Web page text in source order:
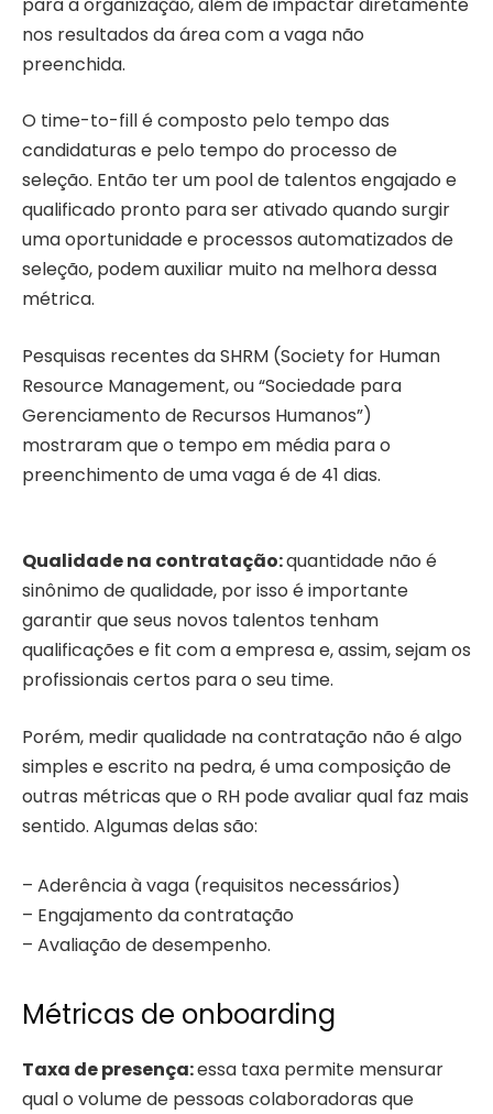
nos resultados da área com a vaga não
preenchida.
O time-to-fill é composto pelo tempo das
candidaturas e pelo tempo do processo de
seleção. Então ter um pool de talentos engajado e
qualificado pronto para ser ativado quando surgir
uma oportunidade e processos automatizados de
seleção, podem auxiliar muito na melhora dessa
métrica.
Pesquisas recentes da SHRM (Society for Human
Resource Management, ou “Sociedade para
Gerenciamento de Recursos Humanos”)
mostraram que o tempo em média para o
preenchimento de uma vaga é de 41 dias.
Qualidade na contratação:quantidade não é
sinônimo de qualidade, por isso é importante
garantir que seus novos talentos tenham
qualificações e fit com a empresa e, assim, sejam os
profissionais certos para o seu time.
Porém, medir qualidade na contratação não é algo
simples e escrito na pedra, é uma composição de
outras métricas que o RH pode avaliar qual faz mais
sentido. Algumas delas são:
– Aderência à vaga (requisitos necessários)
– Engajamento da contratação
– Avaliação de desempenho.
Métricas de onboarding
Taxa de presença:essa taxa permite mensurar
qual o volume de pessoas colaboradoras que